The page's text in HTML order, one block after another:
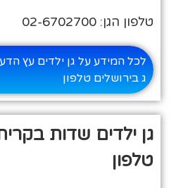
טלפון הגן: 02-6702700
לכל המידע על גן ילדים עץ
ג בירושלים טלפון
גן ילדים שדות
טלפון